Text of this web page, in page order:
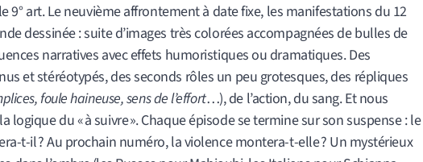
le 9° art. Le neuvième affrontement à date fixe, les manifestations du 12
dessinée : suite d’images très colorées accompagnées de bulles de
narratives avec effets humoristiques ou dramatiques. Des
et stéréotypés, des seconds rôles un peu grotesques, des répliques
foule haineuse, sens de l’effort…), de l’action, du sang. Et nous
logique du « à suivre ». Chaque épisode se termine sur son suspense : le
t-il ? Au prochain numéro, la violence montera-t-elle ? Un mystérieux